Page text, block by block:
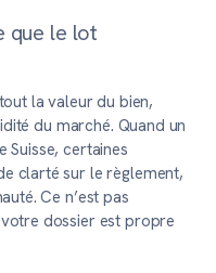
que le lot
la valeur du bien,
du marché. Quand un
certaines
clarté sur le règlement,
Ce n’est pas
dossier est propre